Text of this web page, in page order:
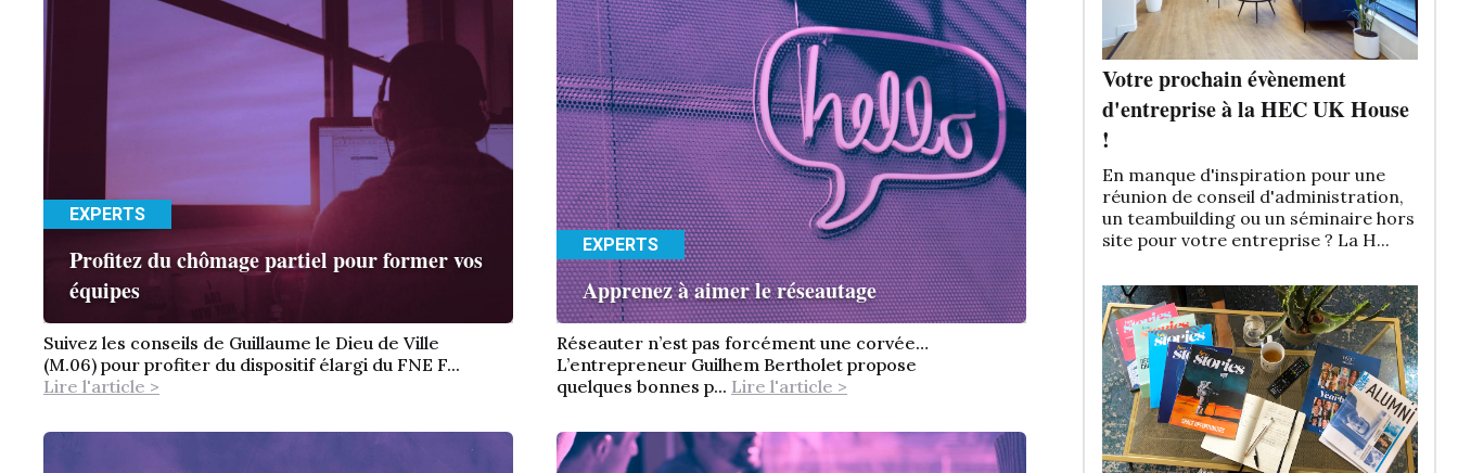
EXPERTS
Profitez du chômage partiel pour former vos
équipes
Suivez les conseils de Guillaume le Dieu de Ville
(M.06) pour profiter du dispositif élargi du FNE F...
Lire l'article >
EXPERTS
Apprenez à aimer le réseautage
Réseauter n’est pas forcément une corvée…
L’entrepreneur Guilhem Bertholet propose
quelques bonnes p... Lire l'article >
Votre prochain évènement
d'entreprise à la HEC UK House
!
En manque d'inspiration pour une
réunion de conseil d'administration,
un teambuilding ou un séminaire hors
site pour votre entreprise ? La H...